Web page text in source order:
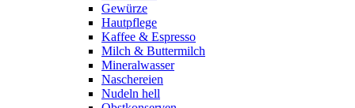
Gewürze
Hautpflege
Kaffee & Espresso
Milch & Buttermilch
Mineralwasser
Naschereien
Nudeln hell